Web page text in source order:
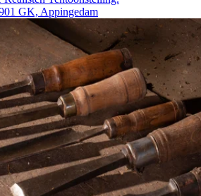
GK, Appingedam